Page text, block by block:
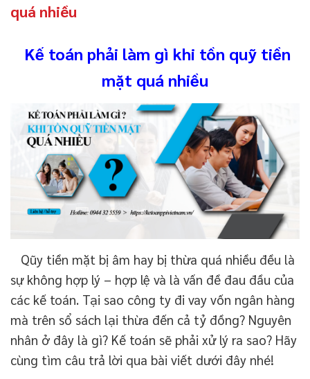
quá nhiều
Kế toán phải làm gì khi tồn quỹ tiền
mặt quá nhiều
Qũy tiền mặt bị âm hay bị thừa quá nhiều đều là
sự không hợp lý – hợp lệ và là vấn đề đau đầu của
các kế toán. Tại sao công ty đi vay vốn ngân hàng
mà trên sổ sách lại thừa đến cả tỷ đồng? Nguyên
nhân ở đây là gì? Kế toán sẽ phải xử lý ra sao? Hãy
cùng tìm câu trả lời qua bài viết dưới đây nhé!